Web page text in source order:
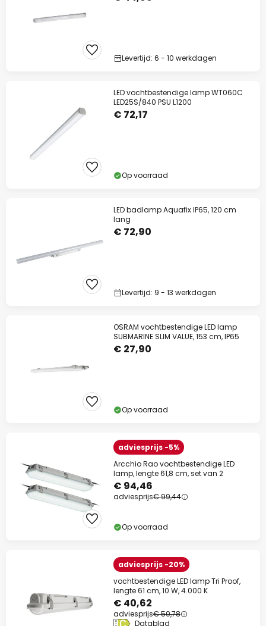
Levertijd: 6 - 10 werkdagen
LED vochtbestendige lamp WT060C
LED25S/840 PSU L1200
€ 72,17
Op voorraad
LED badlamp Aquafix IP65, 120 cm
lang
€ 72,90
Levertijd: 9 - 13 werkdagen
OSRAM vochtbestendige LED lamp
SUBMARINE SLIM VALUE, 153 cm, IP65
€ 27,90
Op voorraad
adviesprijs -5%
Arcchio Rao vochtbestendige LED
lamp, lengte 61,8 cm, set van 2
€ 94,46
adviesprijs€ 99,44
Op voorraad
adviesprijs -20%
vochtbestendige LED lamp Tri Proof,
lengte 61 cm, 10 W, 4.000 K
€ 40,62
adviesprijs€ 50,78
Datablad